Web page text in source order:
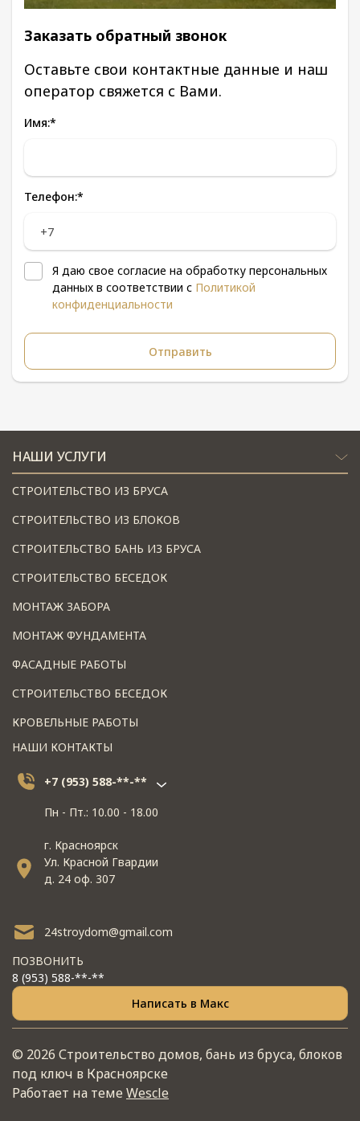
Заказать обратный звонок
Оставьте свои контактные данные и наш
оператор свяжется с Вами.
Имя:*
Телефон:*
Я даю свое согласие на обработку персональных
данных в соответствии с Политикой
конфиденциальности
НАШИ УСЛУГИ
СТРОИТЕЛЬСТВО ИЗ БРУСА
СТРОИТЕЛЬСТВО ИЗ БЛОКОВ
СТРОИТЕЛЬСТВО БАНЬ ИЗ БРУСА
СТРОИТЕЛЬСТВО БЕСЕДОК
МОНТАЖ ЗАБОРА
МОНТАЖ ФУНДАМЕНТА
ФАСАДНЫЕ РАБОТЫ
СТРОИТЕЛЬСТВО БЕСЕДОК
КРОВЕЛЬНЫЕ РАБОТЫ
НАШИ КОНТАКТЫ
+7 (953) 588-**-**
Пн - Пт.: 10.00 - 18.00
г. Красноярск
Ул. Красной Гвардии
д. 24 оф. 307
24stroydom@gmail.com
ПОЗВОНИТЬ
8 (953) 588-**-**
Написать в Макс
© 2026 Строительство домов, бань из бруса, блоков
под ключ в Красноярске
Работает на темеWescle